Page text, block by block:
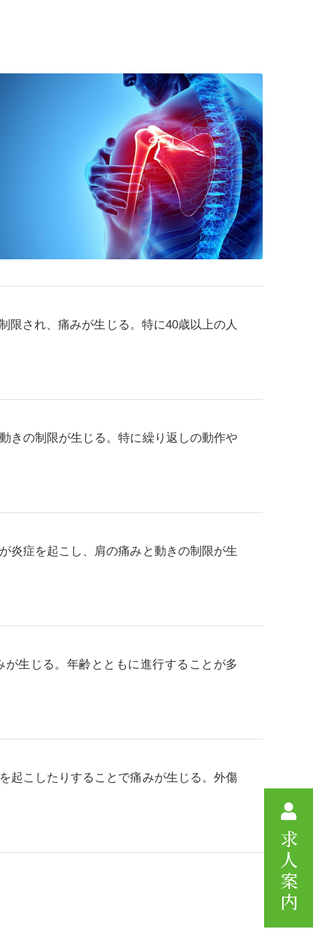
求人案内
限され、痛みが生じる。特に40歳以上の人
きの制限が生じる。特に繰り返しの動作や
炎症を起こし、肩の痛みと動きの制限が生
生じる。年齢とともに進行することが多
起こしたりすることで痛みが生じる。外傷